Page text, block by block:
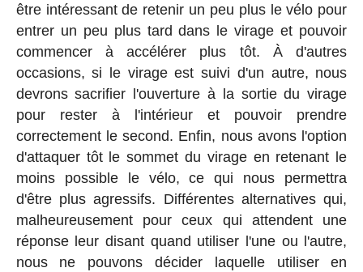
être intéressant de retenir un peu plus le vélo pour
entrer un peu plus tard dans le virage et pouvoir
commencer à accélérer plus tôt. À d'autres
occasions, si le virage est suivi d'un autre, nous
devrons sacrifier l'ouverture à la sortie du virage
pour rester à l'intérieur et pouvoir prendre
correctement le second. Enfin, nous avons l'option
d'attaquer tôt le sommet du virage en retenant le
moins possible le vélo, ce qui nous permettra
d'être plus agressifs. Différentes alternatives qui,
malheureusement pour ceux qui attendent une
réponse leur disant quand utiliser l'une ou l'autre,
nous ne pouvons décider laquelle utiliser en